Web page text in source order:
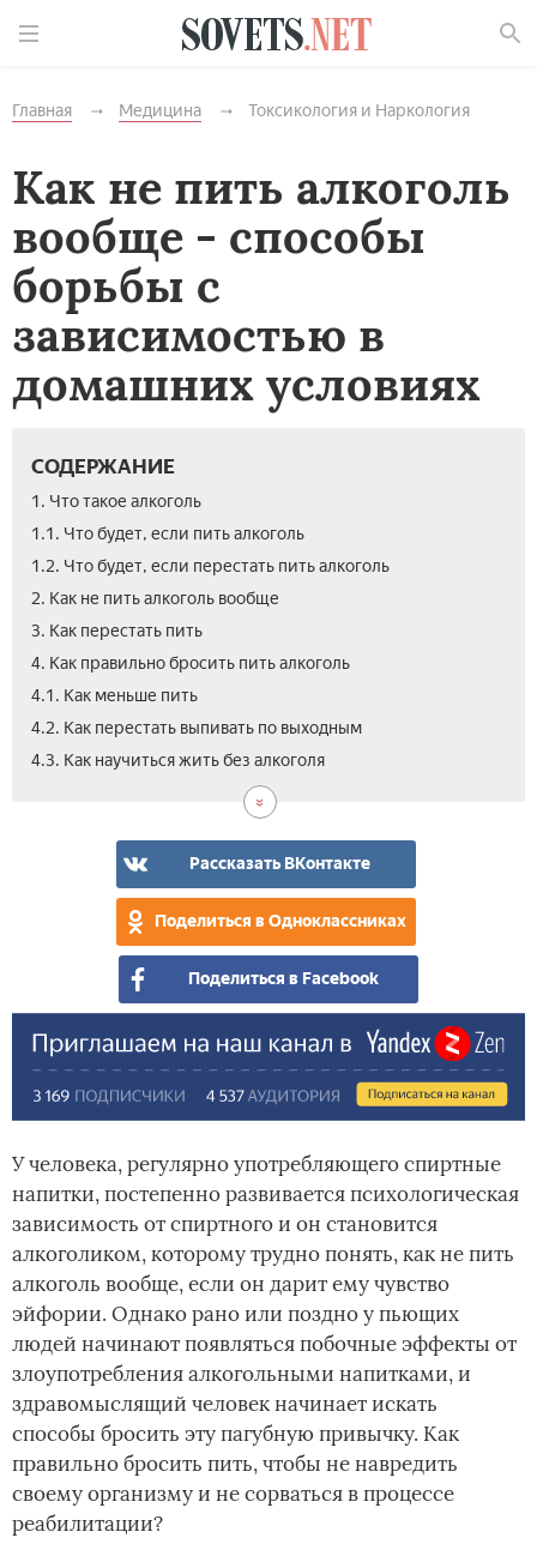
Главная Медицина Токсикология и Наркология
Как не пить алкоголь
вообще - способы
борьбы с
зависимостью в
домашних условиях
СОДЕРЖАНИЕ
1. Что такое алкоголь
1.1. Что будет, если пить алкоголь
1.2. Что будет, если перестать пить алкоголь
2. Как не пить алкоголь вообще
3. Как перестать пить
4. Как правильно бросить пить алкоголь
4.1. Как меньше пить
4.2. Как перестать выпивать по выходным
4.3. Как научиться жить без алкоголя
Рассказать ВКонтакте
Поделиться в Одноклассниках
Поделиться в Facebook
У человека, регулярно употребляющего спиртные
напитки, постепенно развивается психологическая
зависимость от спиртного и он становится
алкоголиком, которому трудно понять, как не пить
алкоголь вообще, если он дарит ему чувство
эйфории. Однако рано или поздно у пьющих
людей начинают появляться побочные эффекты от
злоупотребления алкогольными напитками, и
здравомыслящий человек начинает искать
способы бросить эту пагубную привычку. Как
правильно бросить пить, чтобы не навредить
своему организму и не сорваться в процессе
реабилитации?